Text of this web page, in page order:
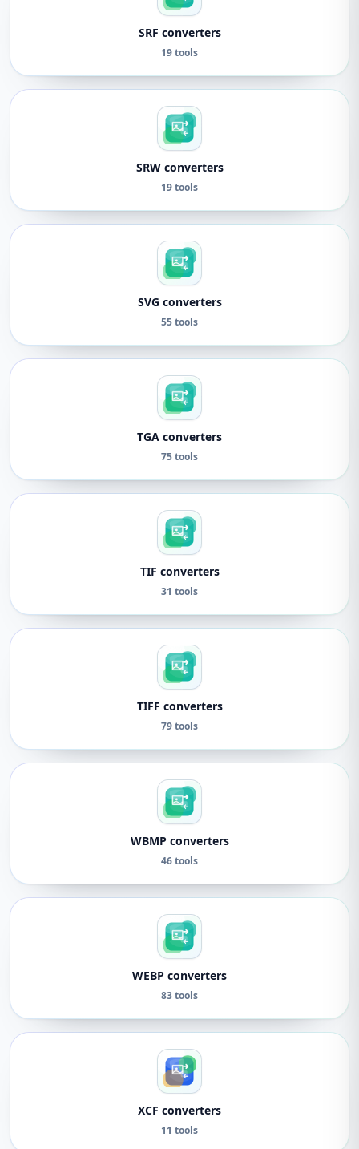
SRF converters
19 tools
SRW converters
19 tools
SVG converters
55 tools
TGA converters
75 tools
TIF converters
31 tools
TIFF converters
79 tools
WBMP converters
46 tools
WEBP converters
83 tools
XCF converters
11 tools